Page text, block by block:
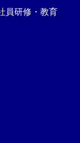
員研修・教育